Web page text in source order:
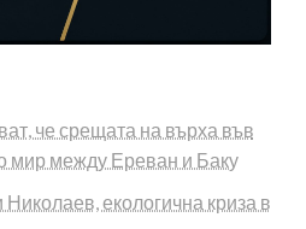
че срещата на върха във
мир между Ереван и Баку
екологична криза в